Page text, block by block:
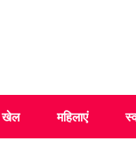
खेल महिलाएं